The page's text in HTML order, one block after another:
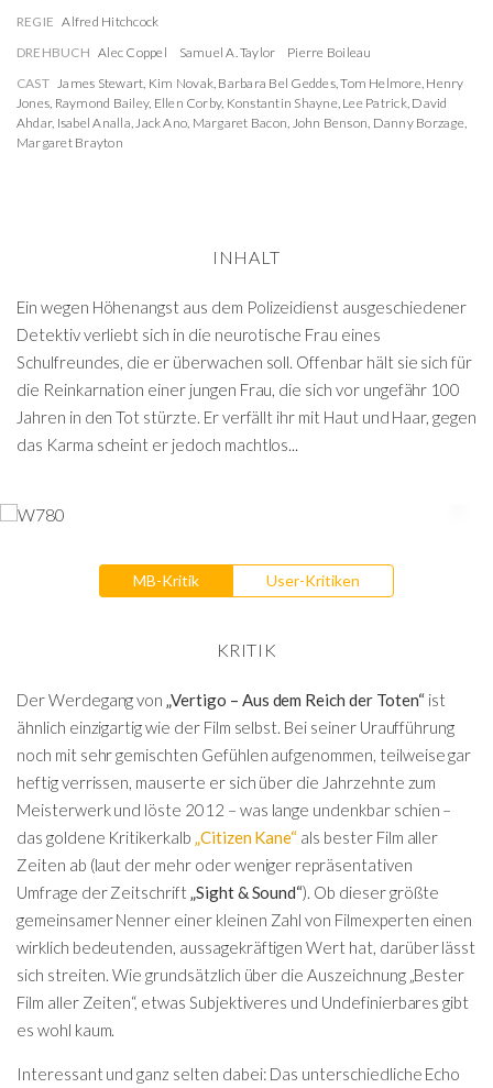
REGIE Alfred Hitchcock
DREHBUCH Alec Coppel Samuel A. Taylor
Pierre Boileau
CAST James Stewart, Kim Novak, Barbara Bel Geddes,Tom Helmore, Henry
Jones, Raymond Bailey, Ellen Corby, Konstantin Shayne, Lee Patrick, David
Ahdar, Isabel Analla,Jack Ano, Margaret Bacon, John Benson, Danny Borzage,
Margaret Brayton
INHALT
Ein wegen Höhenangst aus dem Polizeidienst ausgeschiedener
Detektiv verliebt sich in die neurotische Frau eines
Schulfreundes, die er überwachen soll. Offenbar hält sie sich für
die Reinkarnation einer jungen Frau, die sich vor ungefähr 100
Jahren in den Tot stürzte. Er verfällt ihr mit Haut und Haar, gegen
das Karma scheint er jedoch machtlos...
MB-Kritik User-Kritiken
KRITIK
Der Werdegang von „Vertigo – Aus dem Reich der Toten“ist
ähnlich einzigartig wie der Film selbst. Bei seiner Uraufführung
noch mit sehr gemischten Gefühlen aufgenommen, teilweise gar
heftig verrissen, mauserte er sich über die Jahrzehnte zum
Meisterwerk und löste 2012 – was lange undenkbar schien –
das goldene Kritikerkalb „Citizen Kane“ als bester Film aller
Zeiten ab (laut der mehr oder weniger repräsentativen
Umfrage der Zeitschrift „Sight & Sound“). Ob dieser größte
gemeinsamer Nenner einer kleinen Zahl von Filmexperten einen
wirklich bedeutenden, aussagekräftigen Wert hat, darüber lässt
sich streiten. Wie grundsätzlich über die Auszeichnung „Bester
Film aller Zeiten“, etwas Subjektiveres und Undefinierbares gibt
es wohl kaum.
Interessant und ganz selten dabei: Das unterschiedliche Echo